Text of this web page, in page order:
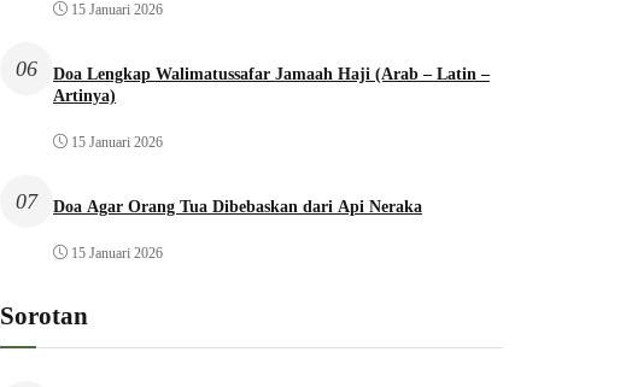
15 Januari 2026
06
Doa Lengkap Walimatussafar Jamaah Haji (Arab – Latin –
Artinya)
15 Januari 2026
07 Doa Agar Orang Tua Dibebaskan dari Api Neraka
15 Januari 2026
Sorotan